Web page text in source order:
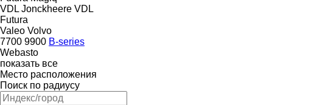
VDL Jonckheere VDL
Futura
Valeo Volvo
7700 9900 B-series
Webasto
показать все
Место расположения
Поиск по радиусу